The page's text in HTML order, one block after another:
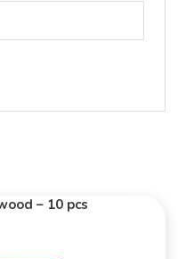
– 10 pcs